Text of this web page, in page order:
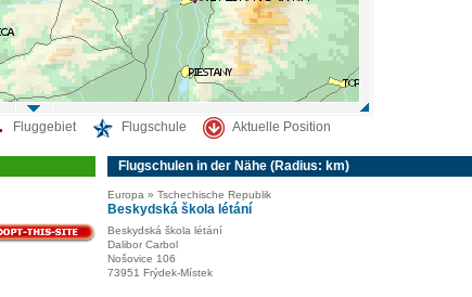
Fluggebiet Flugschule Aktuelle Position
Flugschulen in der Nähe (Radius: km)
Europa » Tschechische Republik
Beskydská škola létání
Beskydská škola létání
Dalibor Carbol
Nošovice 106
73951 Frýdek-Místek